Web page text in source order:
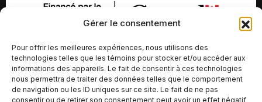
Gérer le consentement
Pour offrir les meilleures expériences, nous utilisons des
technologies telles que les témoins pour stocker et/ou accéder aux
informations des appareils. Le fait de consentir à ces technologies
nous permettra de traiter des données telles que le comportement
de navigation ou les ID uniques sur ce site. Le fait de ne pas
consentir ou de retirer son consentement peut avoir un effet négatif